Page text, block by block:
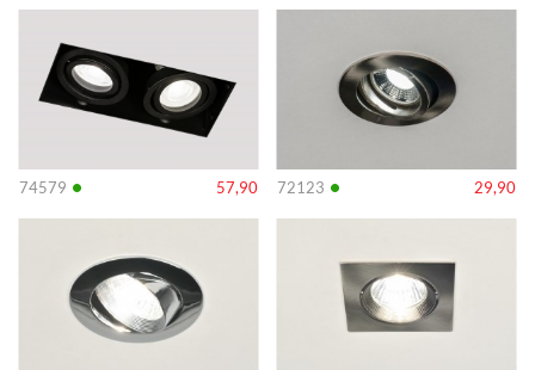
74579 • 57,90
Info
72123 • 29,90
Info
Info Info